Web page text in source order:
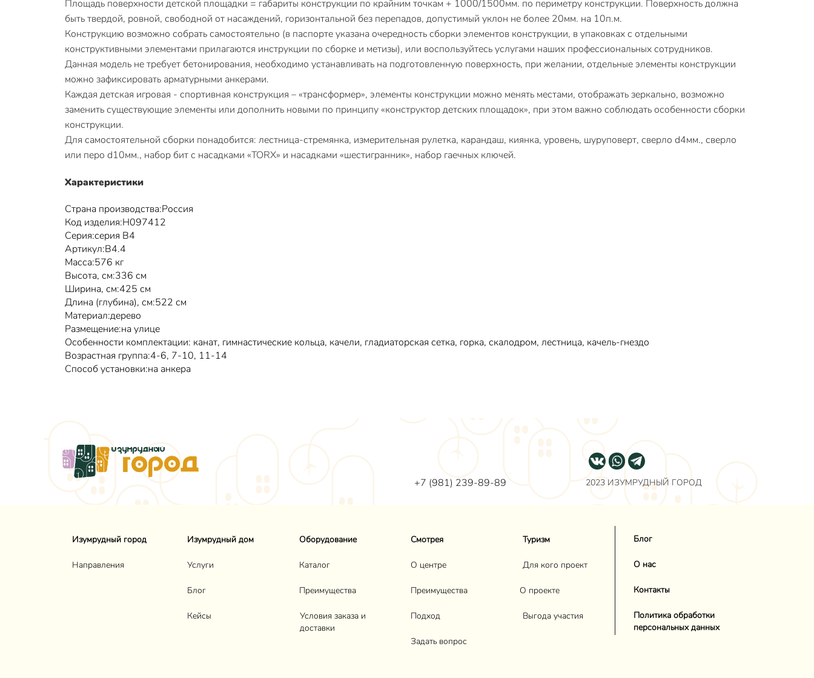
Площадь поверхности детской площадки = габариты конструкции по крайним точкам + 1000/1500мм. по периметру конструкции. Поверхность должна
быть твердой, ровной, свободной от насаждений, горизонтальной без перепадов, допустимый уклон не более 20мм. на 10п.м.
Конструкцию возможно собрать самостоятельно (в паспорте указана очередность сборки элементов конструкции, в упаковках с отдельными
конструктивными элементами прилагаются инструкции по сборке и метизы), или воспользуйтесь услугами наших профессиональных сотрудников.
Данная модель не требует бетонирования, необходимо устанавливать на подготовленную поверхность, при желании, отдельные элементы конструкции
можно зафиксировать арматурными анкерами.
Каждая детская игровая - спортивная конструкция – «трансформер», элементы конструкции можно менять местами, отображать зеркально, возможно
заменить существующие элементы или дополнить новыми по принципу «конструктор детских площадок», при этом важно соблюдать особенности сборки
конструкции.
Для самостоятельной сборки понадобится: лестница-стремянка, измерительная рулетка, карандаш, киянка, уровень, шуруповерт, сверло d4мм., сверло
или перо d10мм., набор бит с насадками «TORX» и насадками «шестигранник», набор гаечных ключей.
Характеристики
Страна производства:Россия
Код изделия:Н097412
Серия:серия В4
Артикул:В4.4
Масса:576 кг
Высота, см:336 см
Ширина, см:425 см
Длина (глубина), см:522 см
Материал:дерево
Размещение:на улице
Особенности комплектации: канат, гимнастические кольца, качели, гладиаторская сетка, горка, скалодром, лестница, качель-гнездо
Возрастная группа:4-6, 7-10, 11-14
Способ установки:на анкера
+7 (981) 239-89-89 2023 ИЗУМРУДНЫЙ ГОРОД
Изумрудный город
Направления
Изумрудный дом
Услуги
Блог
Кейсы
Оборудование
Каталог
Преимущества
Условия заказа и
доставки
Смотрея
О центре
Преимущества
Подход
Задать вопрос
Туризм
Для кого проект
О проекте
Выгода участия
Блог
О нас
Контакты
Политика обработки
персональных данных